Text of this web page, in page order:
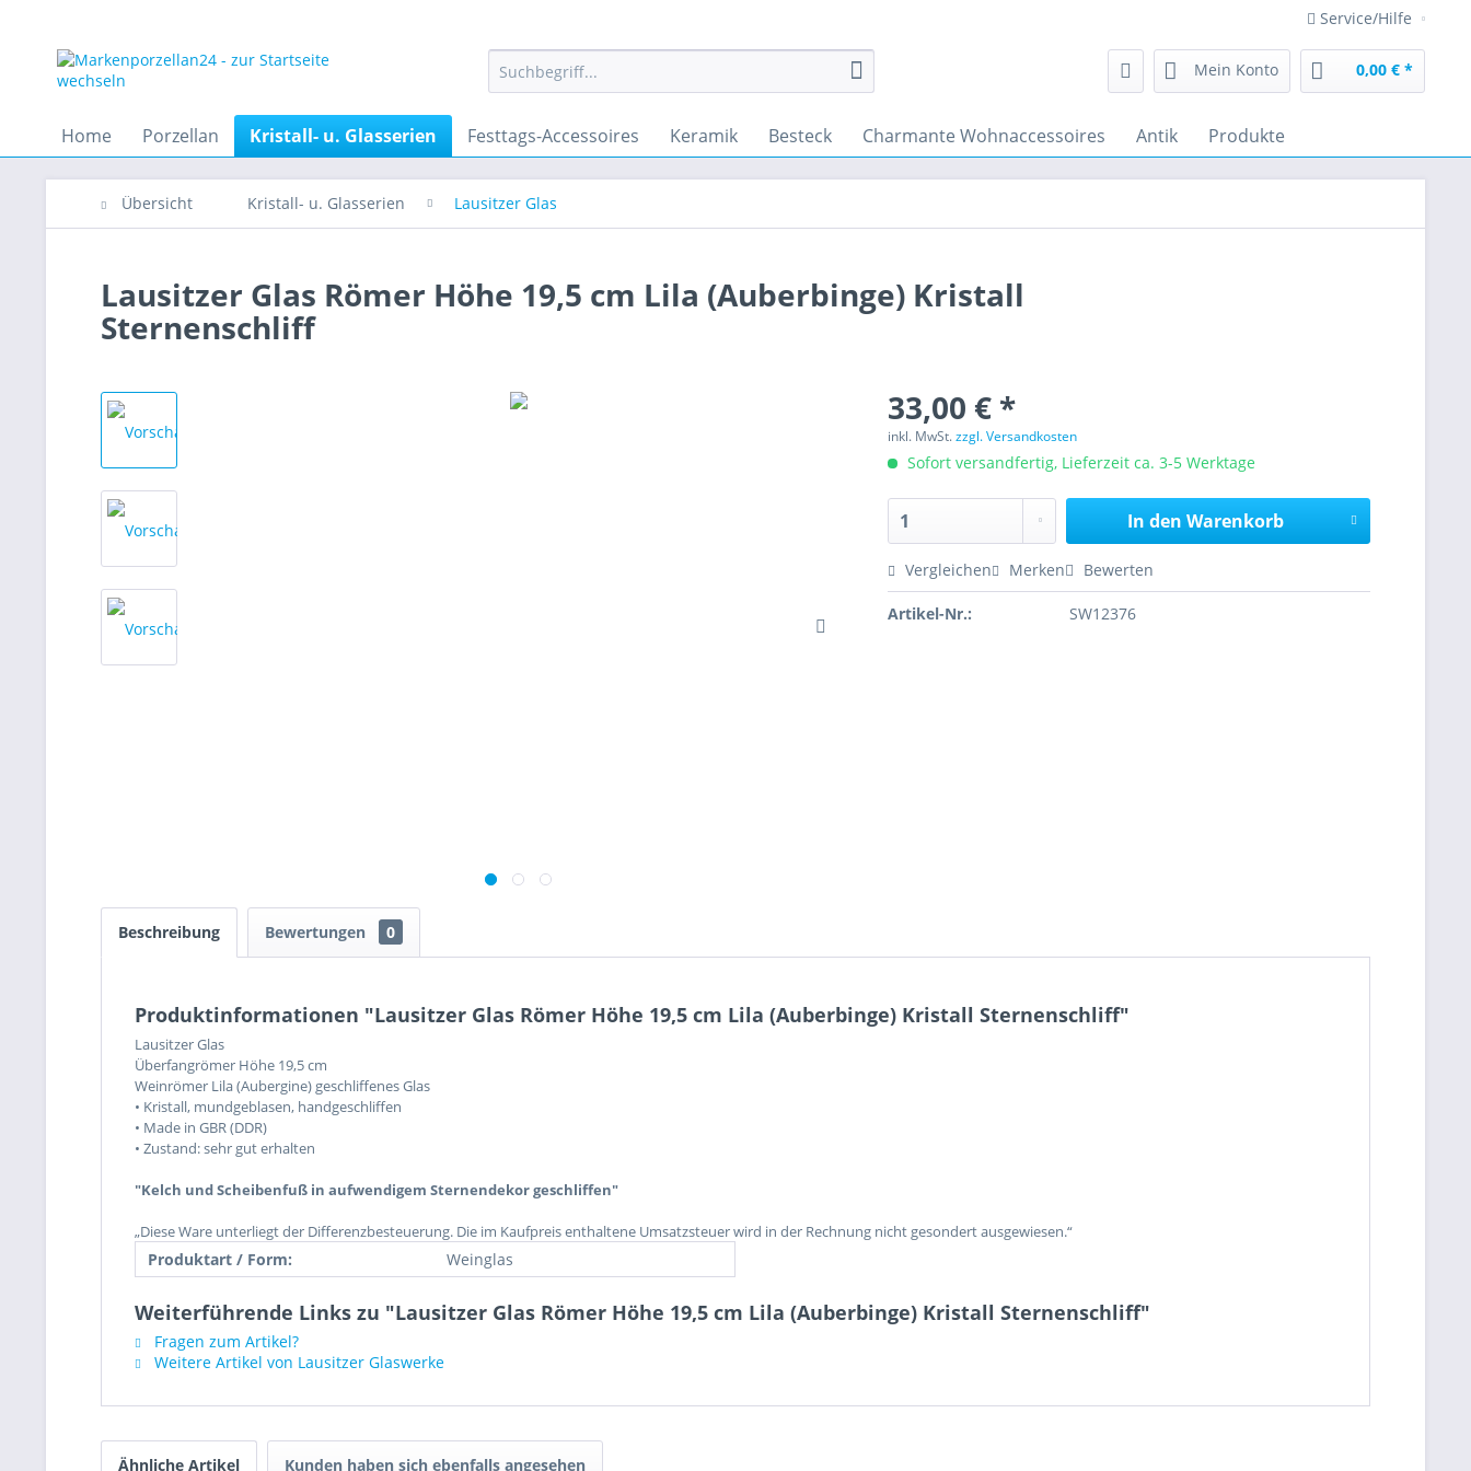
Service/Hilfe
Mein Konto 0,00 € *
Home Porzellan Kristall- u. Glasserien Festtags-Accessoires Keramik Besteck Charmante Wohnaccessoires Antik Produkte
Übersicht Kristall- u. Glasserien Lausitzer Glas
Lausitzer Glas Römer Höhe 19,5 cm Lila (Auberbinge) Kristall
Sternenschliff
33,00 € *
inkl. MwSt.zzgl. Versandkosten
Sofort versandfertig, Lieferzeit ca. 3-5 Werktage
In den Warenkorb
Vergleichen Merken Bewerten
Artikel-Nr.: SW12376
Beschreibung Bewertungen 0
Produktinformationen "Lausitzer Glas Römer Höhe 19,5 cm Lila (Auberbinge) Kristall Sternenschliff"
Lausitzer Glas
Überfangrömer Höhe 19,5 cm
Weinrömer Lila (Aubergine) geschliffenes Glas
• Kristall, mundgeblasen, handgeschliffen
• Made in GBR (DDR)
• Zustand: sehr gut erhalten
"Kelch und Scheibenfuß in aufwendigem Sternendekor geschliffen"
„Diese Ware unterliegt der Differenzbesteuerung. Die im Kaufpreis enthaltene Umsatzsteuer wird in der Rechnung nicht gesondert ausgewiesen.“
Produktart / Form: Weinglas
Weiterführende Links zu "Lausitzer Glas Römer Höhe 19,5 cm Lila (Auberbinge) Kristall Sternenschliff"
Fragen zum Artikel?
Weitere Artikel von Lausitzer Glaswerke
Ähnliche Artikel Kunden haben sich ebenfalls angesehen